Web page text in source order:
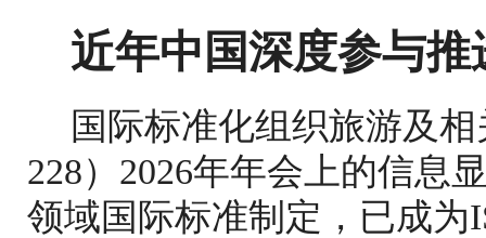
近年中国深度参与
国际标准化组织旅游及
228）2026年年会上的信息
领域国际标准制定，已成为